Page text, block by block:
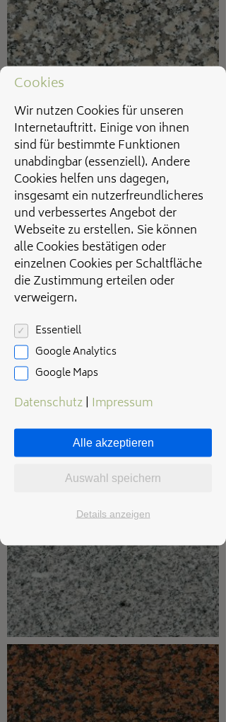
Cookies
Wir nutzen Cookies für unseren
Internetauftritt. Einige von ihnen
sind für bestimmte Funktionen
unabdingbar (essenziell). Andere
Cookies helfen uns dagegen,
insgesamt ein nutzerfreundlicheres
und verbessertes Angebot der
Webseite zu erstellen. Sie können
alle Cookies bestätigen oder
einzelnen Cookies per Schaltfläche
die Zustimmung erteilen oder
verweigern.
Essentiell
Google Analytics
Google Maps
Datenschutz| Impressum
Alle akzeptieren
Auswahl speichern
Details anzeigen